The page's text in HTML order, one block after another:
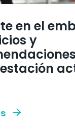
en el
y